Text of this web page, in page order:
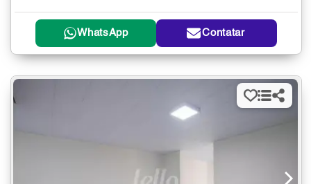
WhatsApp Contatar